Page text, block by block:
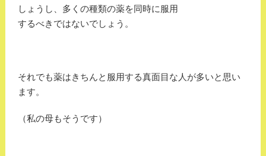
しょうし、多くの種類の薬を同時に服用
するべきではないでしょう。
それでも薬はきちんと服用する真面目な人が多いと思い
ます。
（私の母もそうです）